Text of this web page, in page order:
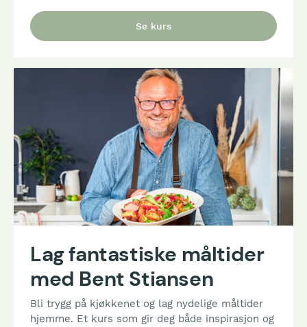
Se kurs
Lag fantastiske måltider
med Bent Stiansen
Bli trygg på kjøkkenet og lag nydelige måltider
hjemme. Et kurs som gir deg både inspirasjon og